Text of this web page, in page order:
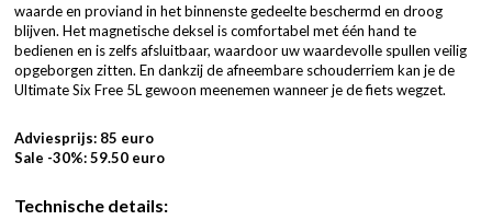
waarde en proviand in het binnenste gedeelte beschermd en droog
blijven. Het magnetische deksel is comfortabel met één hand te
bedienen en is zelfs afsluitbaar, waardoor uw waardevolle spullen veilig
opgeborgen zitten. En dankzij de afneembare schouderriem kan je de
Ultimate Six Free 5L gewoon meenemen wanneer je de fiets wegzet.
Adviesprijs: 85 euro
Sale -30%: 59.50 euro
Technische details: